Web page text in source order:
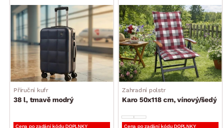
Příruční kufr
38 l, tmavě modrý
Cena po zadání kódu DOPLNKY
Zahradní polstr
Karo 50x118 cm, vínový/šedý
Cena po zadání kódu DOPLNKY